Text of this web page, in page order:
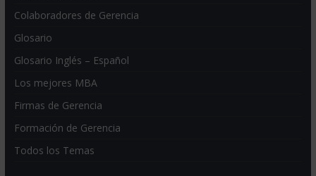
Colaboradores de Gerencia
Glosario
Glosario Inglés – Español
Los mejores MBA
Firmas de Gerencia
Formación de Gerencia
Todos los Temas